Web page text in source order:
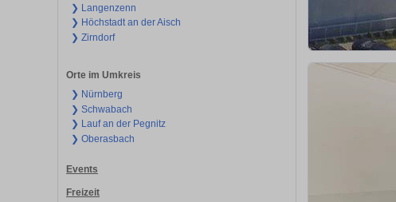
❯ Langenzenn
❯ Höchstadt an der Aisch
❯ Zirndorf
Orte im Umkreis
❯ Nürnberg
❯ Schwabach
❯ Lauf an der Pegnitz
❯ Oberasbach
Events
Freizeit